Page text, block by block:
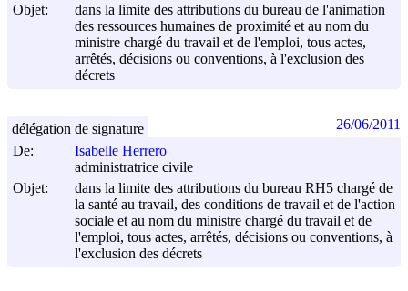
Objet:
dans la limite des attributions du bureau de l'animation
des ressources humaines de proximité et au nom du
ministre chargé du travail et de l'emploi, tous actes,
arrêtés, décisions ou conventions, à l'exclusion des
décrets
De:
Isabelle Herrero
administratrice civile
Objet:
dans la limite des attributions du bureau RH5 chargé de
la santé au travail, des conditions de travail et de l'action
sociale et au nom du ministre chargé du travail et de
l'emploi, tous actes, arrêtés, décisions ou conventions, à
l'exclusion des décrets
délégation de signature 26/06/2011